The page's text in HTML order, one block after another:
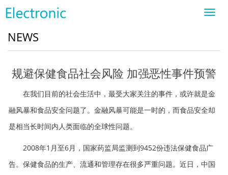
NEWS
规避保健食品社会风险 加强恶性事件预警
在我们目前的社会生活中，最受大家关注的事件，或许就是金
融风暴和食品安全问题了。金融风暴可能是一时的，而食品安全却
是相当长时间内人类面临的全球性问题。
2008年1月至6月，国家药监局监测到9452份违法保健食品广
告。保健食品的生产、流通和管理存在很多严重问题。近日，中国